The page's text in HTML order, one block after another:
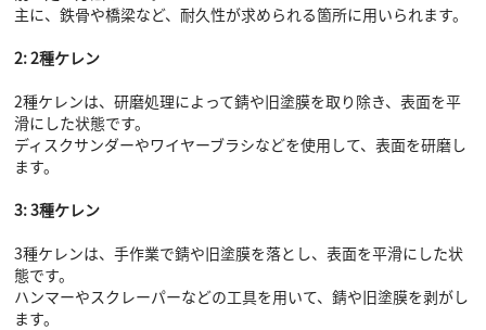
主に、鉄骨や橋梁など、耐久性が求められる箇所に用いられます。
2: 2種ケレン
2種ケレンは、研磨処理によって錆や旧塗膜を取り除き、表面を平
滑にした状態です。
ディスクサンダーやワイヤーブラシなどを使用して、表面を研磨し
ます。
3: 3種ケレン
3種ケレンは、手作業で錆や旧塗膜を落とし、表面を平滑にした状
態です。
ハンマーやスクレーパーなどの工具を用いて、錆や旧塗膜を剥がし
ます。